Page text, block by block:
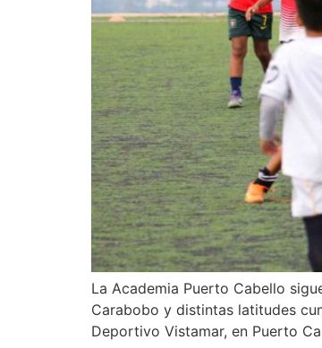
La Academia Puerto Cabello
Carabobo y distintas latitudes
Deportivo Vistamar, en Puerto